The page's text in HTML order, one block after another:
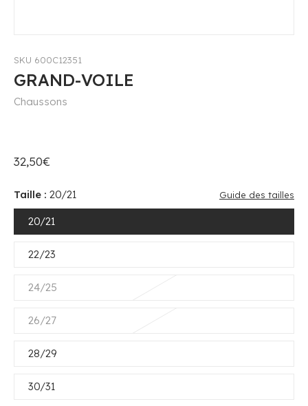
SKU 600C12351
GRAND-VOILE
Chaussons
32,50€
Taille : 20/21 Guide des tailles
20/21
22/23
24/25
26/27
28/29
30/31